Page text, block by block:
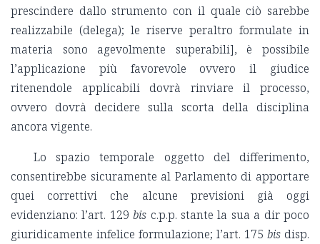
prescindere dallo strumento con il quale ciò sarebbe
realizzabile (delega); le riserve peraltro formulate in
materia sono agevolmente superabili], è possibile
l’applicazione più favorevole ovvero il giudice
ritenendole applicabili dovrà rinviare il processo,
ovvero dovrà decidere sulla scorta della disciplina
ancora vigente.
Lo spazio temporale oggetto del differimento,
consentirebbe sicuramente al Parlamento di apportare
quei correttivi che alcune previsioni già oggi
evidenziano: l’art. 129bis c.p.p. stante la sua a dir poco
giuridicamente infelice formulazione; l’art. 175 bis disp.